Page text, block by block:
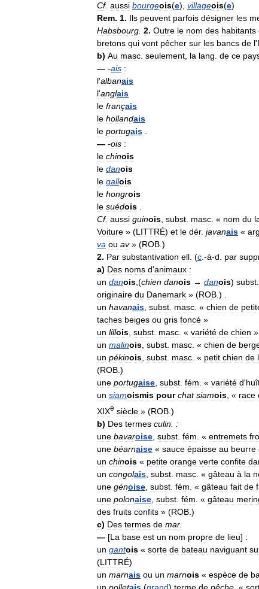
Cf. aussi bourgeois(e), villageois(e)
Rem. 1. Ils peuvent parfois désigner les
Habsbourg 2. Outre le nom des habitants
bretons qui vont pêcher sur les bancs de l'
b) Au masc seulement la lang de ce
— -ais :
l'albanais
l'anglais
le français
le hollandais
le portugais
— -ois :
le chinois
le danois
le gallois
le hongrois
le suédois
Cf. aussi guinois subst masc . « nom du
Voiture » (LITTRÉ) et le dér. javanais «
va ou av» (ROB .)
2. Par substantivation ell . (c .-à-d par
a) Des noms d'animaux :
un danois ,(chien danois → danois) subst
originaire du Danemark » (ROB .) .
un havanais subst masc . « chien de
taches beiges ou gris foncé »
un lillois subst masc . « variété de chien
un malinois subst masc . « chien de
un pékinois subst masc . « petit chien de
(ROB .)
une portugaise subst fém . « variété d'
un siamoismis pour chat siamois , « race
XIXe siècle » (ROB .)
b) Des termes culin :
une bavaroise subst fém . « entremets
une béarnaise « sauce épaisse au beurre
un chinois « petite orange verte confite
un congolais subst masc . « gâteau à la
une génoise subst fém . « gâteau fait de
une polonaise subst fém . « gâteau
des fruits confits » (ROB .)
c) Des termes de mar.
— [La base est un nom propre de lieu] :
un gantois « sorte de bateau naviguant
(LITTRÉ)
un marnais ou un marnois « espèce de
un polletais (grand) terme de pêche «